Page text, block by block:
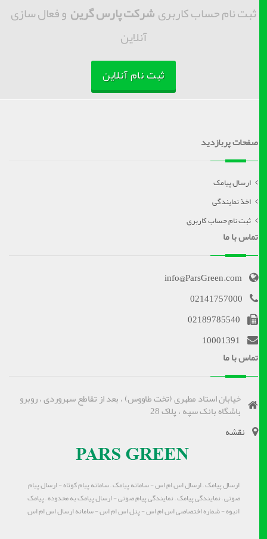
ثبت نام حساب کاربریشرکت پارس گرینو فعال سازی
آنلاین
ثبت نام آنلاین
صفحات پربازدید
ارسال پیامک
اخذ نمایندگی
ثبت نام حساب کاربری
تماس با ما
info@ParsGreen.com
02141757000
02189785540
10001391
تماس با ما
خیابان استاد مطهری (تخت طاووس) ، بعد از تقاطع سهروردی ، روبرو
باشگاه بانک سپه ، پلاک 28
نقشه
ارسال پیامک – ارسال اس ام اس - سامانه پیامک – سامانه پیام کوتاه - ارسال پیام
صوتی – نمایندگی پیامک – نمایندگی پیام صوتی - ارسال پیامک به محدوده – پیامک
انبوه - شماره اختصاصی اس ام اس - پنل اس ام اس - سامانه ارسال اس ام اس